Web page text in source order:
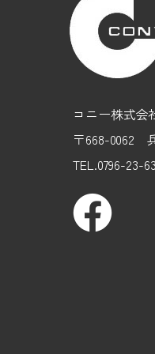
コニー株式会
〒668-0062
TEL.0796-23-